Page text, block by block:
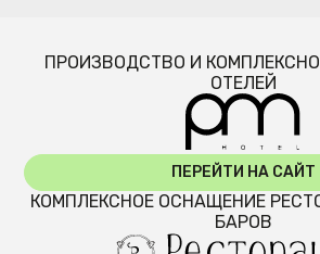
ПРОИЗВОДСТВО И
ОТЕЛЕЙ
ПЕРЕЙТИ НА САЙТ
КОМПЛЕКСНОЕ ОСНАЩЕНИЕ
БАРОВ